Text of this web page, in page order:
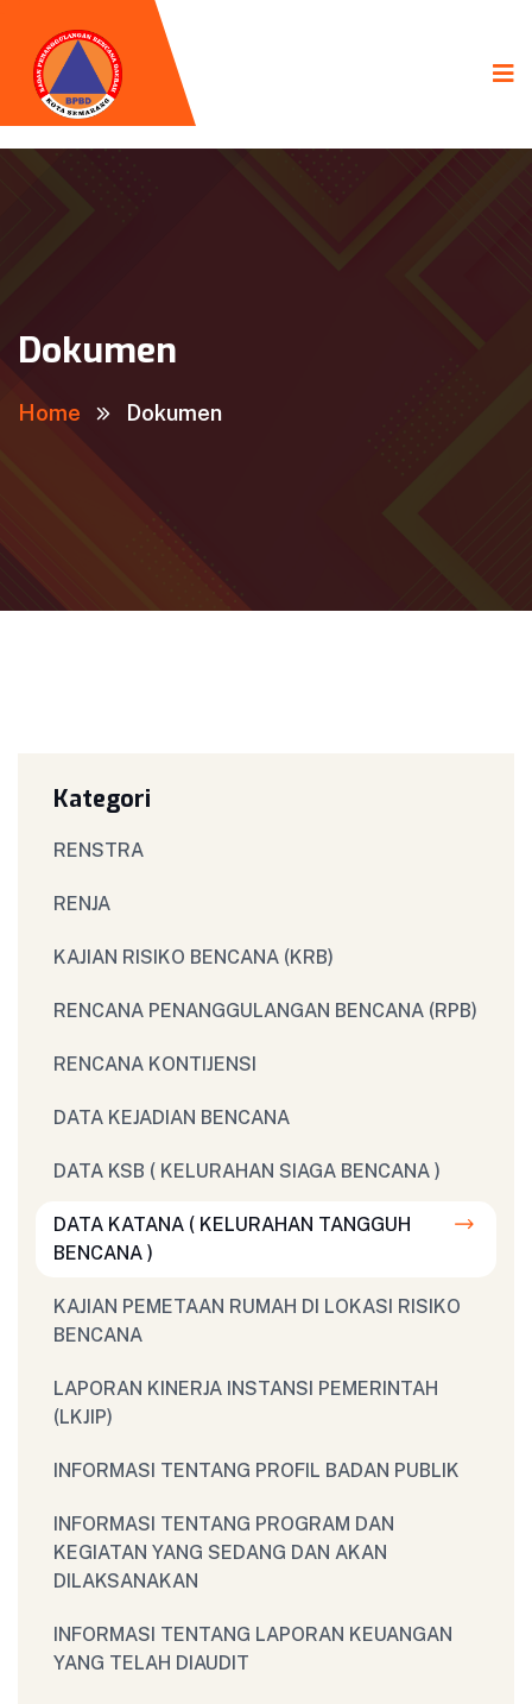
Dokumen
Home Dokumen
Kategori
RENSTRA
RENJA
KAJIAN RISIKO BENCANA (KRB)
RENCANA PENANGGULANGAN BENCANA (RPB)
RENCANA KONTIJENSI
DATA KEJADIAN BENCANA
DATA KSB ( KELURAHAN SIAGA BENCANA )
DATA KATANA ( KELURAHAN TANGGUH
BENCANA )
KAJIAN PEMETAAN RUMAH DI LOKASI RISIKO
BENCANA
LAPORAN KINERJA INSTANSI PEMERINTAH
(LKJIP)
INFORMASI TENTANG PROFIL BADAN PUBLIK
INFORMASI TENTANG PROGRAM DAN
KEGIATAN YANG SEDANG DAN AKAN
DILAKSANAKAN
INFORMASI TENTANG LAPORAN KEUANGAN
YANG TELAH DIAUDIT